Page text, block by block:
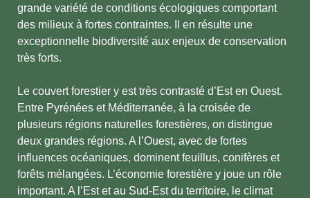
grande variété de conditions écologiques comportant
des milieux à fortes contraintes. Il en résulte une
exceptionnelle biodiversité aux enjeux de conservation
très forts.
Le couvert forestier y est très contrasté d’Est en Ouest.
Entre Pyrénées et Méditerranée, à la croisée de
plusieurs régions naturelles forestières, on distingue
deux grandes régions. A l’Ouest, avec de fortes
influences océaniques, dominent feuillus, conifères et
forêts mélangées. L’économie forestière y joue un rôle
important. A l’Est et au Sud-Est du territoire, le climat